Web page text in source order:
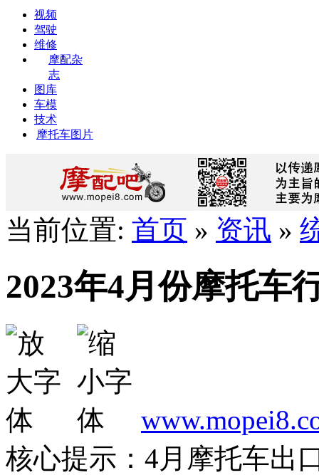
视频
驾驶
维修
摩配杂
志
图库
车模
技术
摩托车图片
当前位置: 首页 » 资讯 »
2023年4月份摩托车
核心提示：4月摩托车出